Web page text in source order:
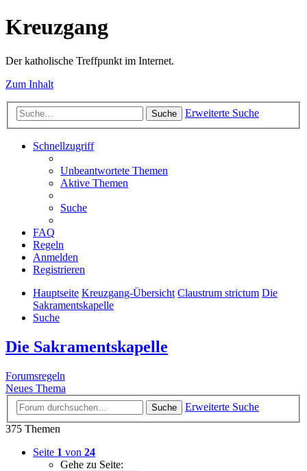
Kreuzgang
Der katholische Treffpunkt im Internet.
Zum Inhalt
Suche Erweiterte Suche
Schnellzugriff
Unbeantwortete Themen
Aktive Themen
Suche
FAQ
Regeln
Anmelden
Registrieren
Hauptseite Kreuzgang-Übersicht Claustrum strictum Die
Sakramentskapelle
Suche
Die Sakramentskapelle
Forumsregeln
Neues Thema
Suche
Erweiterte Suche
375 Themen
Seite 1 von 24
Gehe zu Seite: